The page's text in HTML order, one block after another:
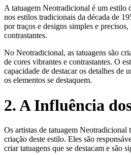
A tatuagem Neotradicional é um estilo
nos estilos tradicionais da década de
por traços e designs simples e
contrastantes.
No Neotradicional, as tatuagens são
de cores vibrantes e contrastantes. O
capacidade de destacar os detalhes de
os elementos se destaquem.
2. A Influência
Os artistas de tatuagem Neotradicional
criação deste estilo. Eles são
criar tatuagens que se destacam e são